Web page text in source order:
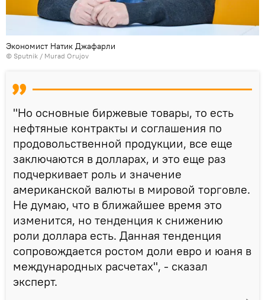
Экономист Натик Джафарли
© Sputnik / Murad Orujov
"Но основные биржевые товары, то есть
нефтяные контракты и соглашения по
продовольственной продукции, все еще
заключаются в долларах, и это еще раз
подчеркивает роль и значение
американской валюты в мировой торговле.
Не думаю, что в ближайшее время это
изменится, но тенденция к снижению
роли доллара есть. Данная тенденция
сопровождается ростом доли евро и юаня в
международных расчетах", - сказал
эксперт.